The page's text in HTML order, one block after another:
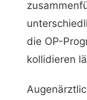
die OP-
kollidieren